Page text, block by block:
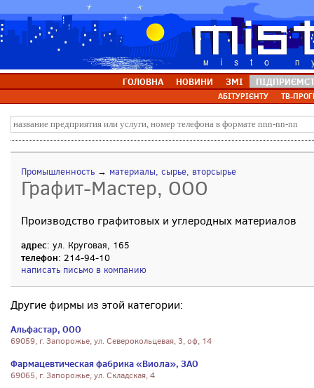
ГОЛОВНА НОВИНИ ЗМІ
АБІТУРІЄНТУ ТВ-
Промышленность → материалы, сырье, вторсырье
Графит-Мастер, ООО
Производство графитовых и углеродных материалов
адрес: ул. Круговая, 165
телефон: 214-94-10
написать письмо в компанию
Другие фирмы из этой категории:
Альфастар, ООО
69059, г. Запорожье, ул. Северокольцевая, 3, оф, 14
Фармацевтическая фабрика «Виола», ЗАО
69065, г. Запорожье, ул. Складская, 4